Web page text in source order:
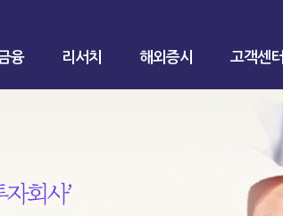
융 리서치 해외증시 고객센터